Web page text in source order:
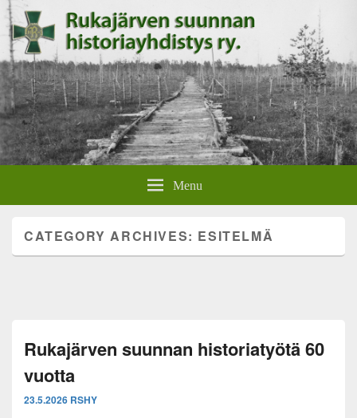
Rukajärven suunnan
historiayhdistys
Menu
CATEGORY ARCHIVES: ESITELMÄ
Rukajärven suunnan historiatyötä 60
vuotta
23.5.2026 RSHY